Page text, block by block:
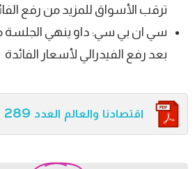
ترقب الأسواق للمزيد من رفع
بعد رفع الفيدرالي لأسعار الفائدة
اقتصادنا والعالم العدد 289